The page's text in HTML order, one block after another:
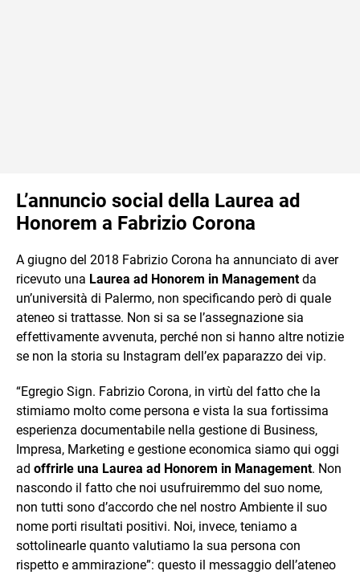
L’annuncio social della Laurea ad
Honorem a Fabrizio Corona
A giugno del 2018 Fabrizio Corona ha annunciato di aver
ricevuto una Laurea ad Honorem in Managementda
un’università di Palermo, non specificando però di quale
ateneo si trattasse. Non si sa se l’assegnazione sia
effettivamente avvenuta, perché non si hanno altre notizie
se non la storia su Instagram dell’ex paparazzo dei vip.
“Egregio Sign. Fabrizio Corona, in virtù del fatto che la
stimiamo molto come persona e vista la sua fortissima
esperienza documentabile nella gestione di Business,
Impresa, Marketing e gestione economica siamo qui oggi
ad offrirle una Laurea ad Honorem in Management. Non
nascondo il fatto che noi usufruiremmo del suo nome,
non tutti sono d’accordo che nel nostro Ambiente il suo
nome porti risultati positivi. Noi, invece, teniamo a
sottolinearle quanto valutiamo la sua persona con
rispetto e ammirazione”: questo il messaggio dell’ateneo